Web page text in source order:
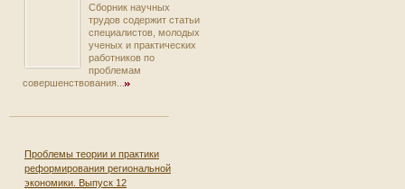
Сборник научных
трудов содержит статьи
специалистов, молодых
ученых и практических
работников по
проблемам
совершенствования...
Проблемы теории и практики
реформирования региональной
экономики. Выпуск 12